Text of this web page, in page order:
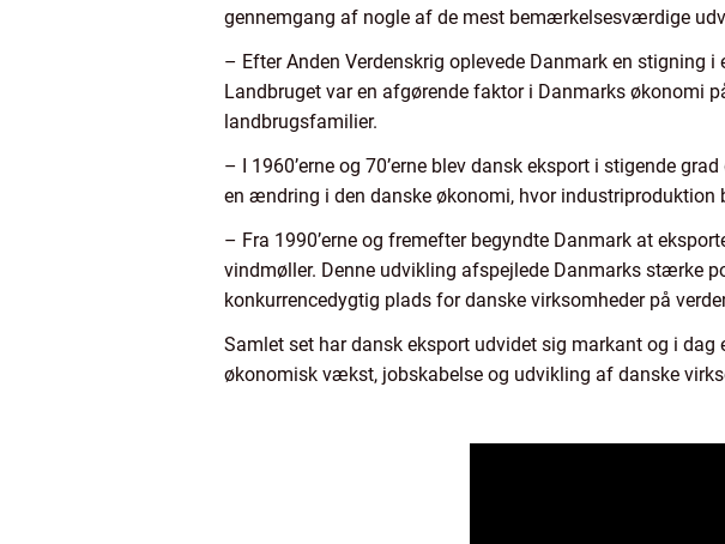
gennemgang af nogle af de mest bemærkelsesværdige
– Efter Anden Verdenskrig oplevede Danmark en stigning
Landbruget var en afgørende faktor i Danmarks økonomi
landbrugsfamilier.
– I 1960’erne og 70’erne blev dansk eksport i stigende
en ændring i den danske økonomi, hvor industriproduktion
– Fra 1990’erne og fremefter begyndte Danmark at
vindmøller. Denne udvikling afspejlede Danmarks stærke
konkurrencedygtig plads for danske virksomheder på
Samlet set har dansk eksport udvidet sig markant og i
økonomisk vækst, jobskabelse og udvikling af danske